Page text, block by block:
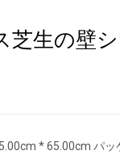
芝生の壁
* 65.00cm パッ